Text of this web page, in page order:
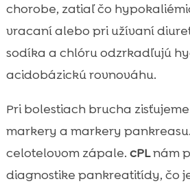
chorobe, zatiaľ čo
vracaní alebo pri užívaní
sodíka a chlóru odzrkadľujú
acidobázickú rovnováhu.
Pri bolestiach brucha
markery a markery pankreasu.
celotelovom zápale. cPLnám
diagnostike pankreatitídy, čo